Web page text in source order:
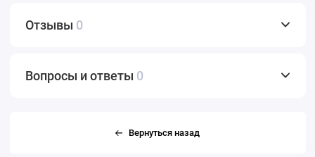
Отзывы 0
Вопросы и ответы 0
Вернуться назад